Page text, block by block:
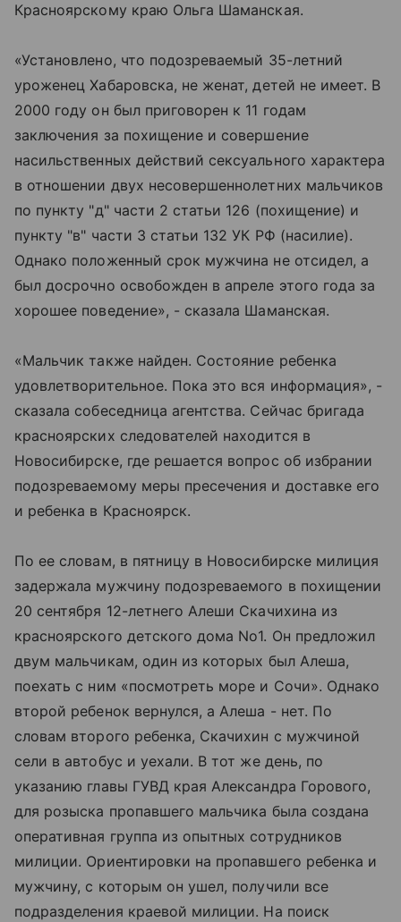
Красноярскому краю Ольга Шаманская.
«Установлено, что подозреваемый 35-летний
уроженец Хабаровска, не женат, детей не имеет. В
2000 году он был приговорен к 11 годам
заключения за похищение и совершение
насильственных действий сексуального характера
в отношении двух несовершеннолетних мальчиков
по пункту "д" части 2 статьи 126 (похищение) и
пункту "в" части 3 статьи 132 УК РФ (насилие).
Однако положенный срок мужчина не отсидел, а
был досрочно освобожден в апреле этого года за
хорошее поведение», - сказала Шаманская.
«Мальчик также найден. Состояние ребенка
удовлетворительное. Пока это вся информация», -
сказала собеседница агентства. Сейчас бригада
красноярских следователей находится в
Новосибирске, где решается вопрос об избрании
подозреваемому меры пресечения и доставке его
и ребенка в Красноярск.
По ее словам, в пятницу в Новосибирске милиция
задержала мужчину подозреваемого в похищении
20 сентября 12-летнего Алеши Скачихина из
красноярского детского дома No1. Он предложил
двум мальчикам, один из которых был Алеша,
поехать с ним «посмотреть море и Сочи». Однако
второй ребенок вернулся, а Алеша - нет. По
словам второго ребенка, Скачихин с мужчиной
сели в автобус и уехали. В тот же день, по
указанию главы ГУВД края Александра Горового,
для розыска пропавшего мальчика была создана
оперативная группа из опытных сотрудников
милиции. Ориентировки на пропавшего ребенка и
мужчину, с которым он ушел, получили все
подразделения краевой милиции. На поиск